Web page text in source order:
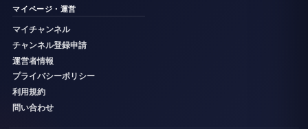
マイページ・運営
マイチャンネル
チャンネル登録申請
運営者情報
プライバシーポリシー
利用規約
問い合わせ